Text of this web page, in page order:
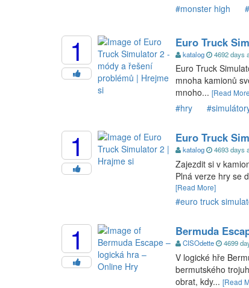
#monster high
1 Euro Truck
katalog 4692 days
Euro Truck
mnoha kamionů
mnoho... [Read
#hry
1 Euro Truck
katalog 4693 days
Zajezdit si v
Plná verze hry se
[Read More]
#euro truck
1 Bermuda
CISOdette 4699
V logické hře
bermutského
obrat, kdy... [Read